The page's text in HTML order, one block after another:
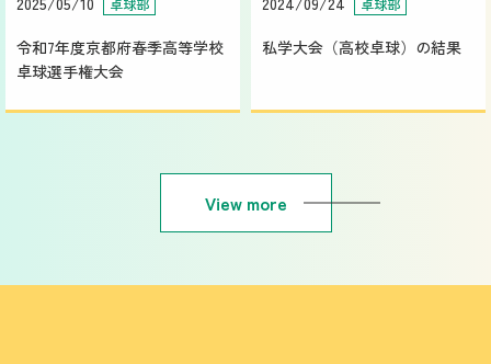
卓球部
令和7年度京都府春季高等学校
卓球選手権大会
卓球部
私学大会（高校卓球）の結果
View more